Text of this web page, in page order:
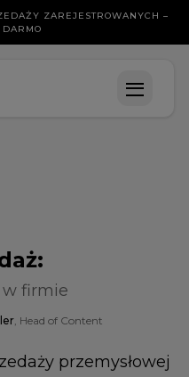
ZAREJESTROWANYCH –
:
w firmie
, Head of Content
przemysłowej